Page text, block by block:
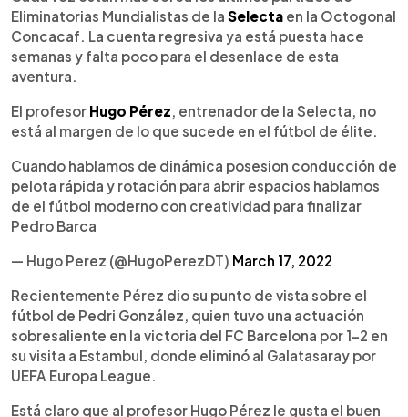
Eliminatorias Mundialistas de la Selecta en la Octogonal
Concacaf. La cuenta regresiva ya está puesta hace
semanas y falta poco para el desenlace de esta
aventura.
El profesor Hugo Pérez, entrenador de la Selecta, no
está al margen de lo que sucede en el fútbol de élite.
Cuando hablamos de dinámica posesion conducción de
pelota rápida y rotación para abrir espacios hablamos
de el fútbol moderno con creatividad para finalizar
Pedro Barca
— Hugo Perez (@HugoPerezDT) March 17, 2022
Recientemente Pérez dio su punto de vista sobre el
fútbol de Pedri González, quien tuvo una actuación
sobresaliente en la victoria del FC Barcelona por 1-2 en
su visita a Estambul, donde eliminó al Galatasaray por
UEFA Europa League.
Está claro que al profesor Hugo Pérez le gusta el buen